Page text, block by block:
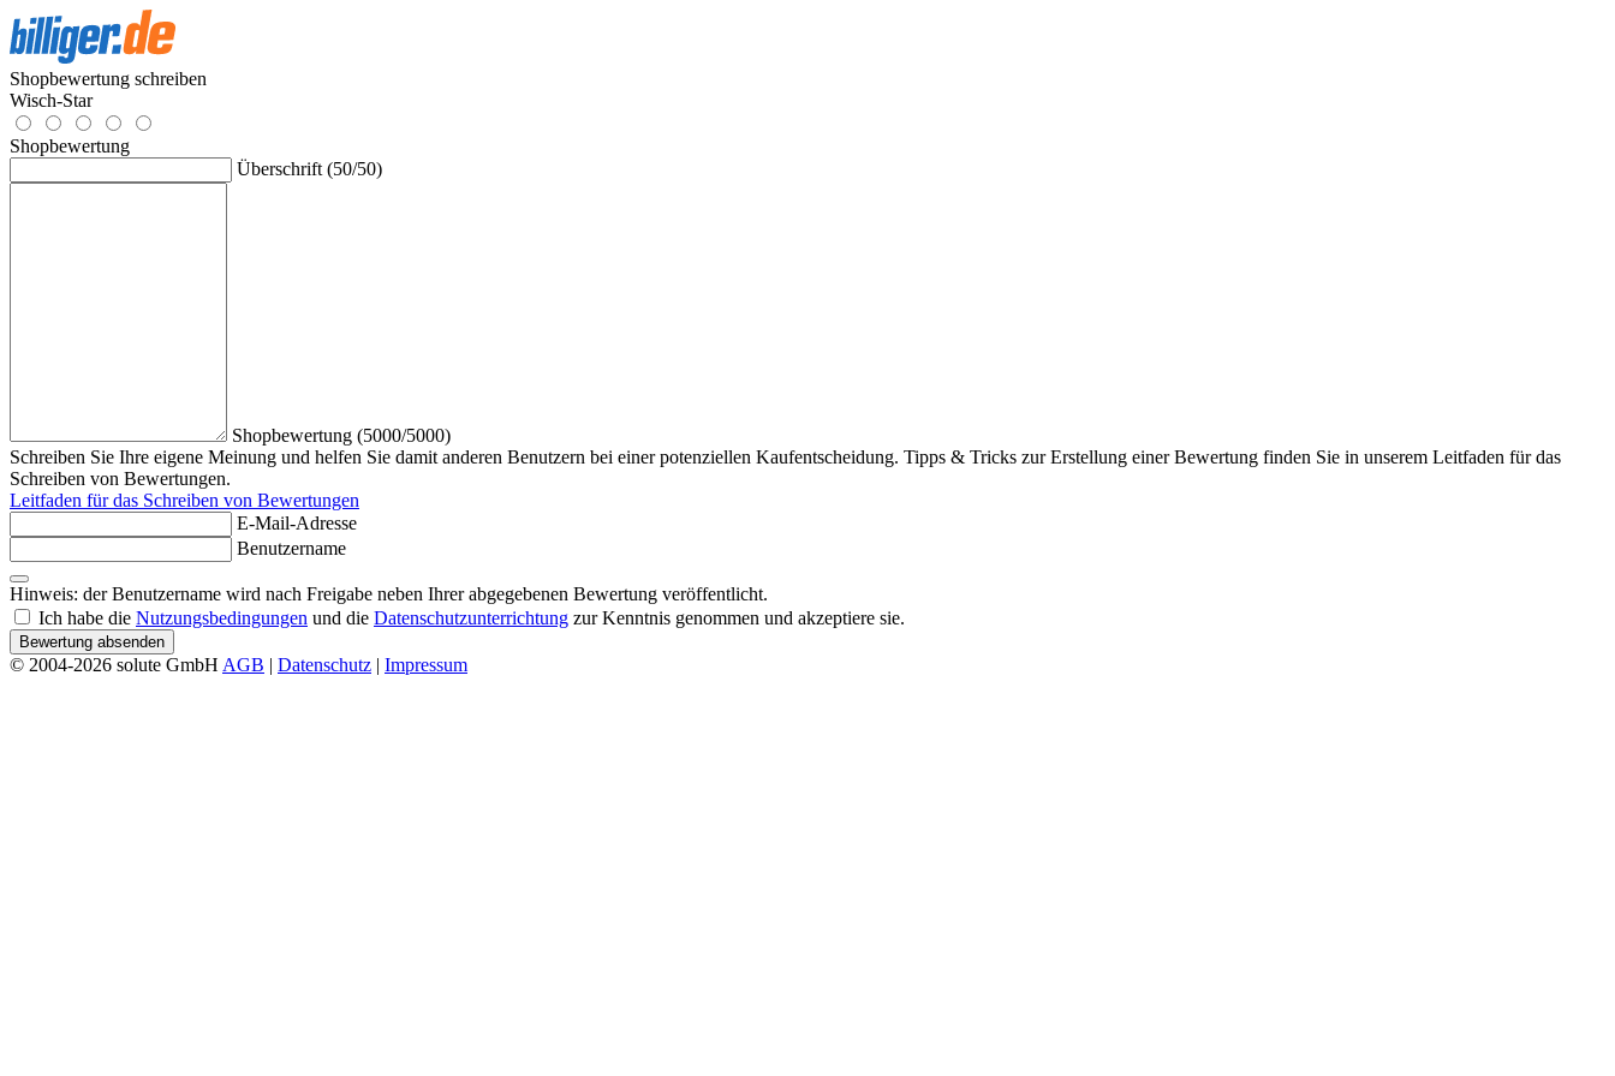
Shopbewertung schreiben
Wisch-Star
Shopbewertung
Überschrift (50/50)
Shopbewertung (5000/5000)
Schreiben Sie Ihre eigene Meinung und helfen Sie damit anderen Benutzern bei einer potenziellen Kaufentscheidung. Tipps & Tricks zur Erstellung einer Bewertung finden Sie in unserem Leitfaden für das
Schreiben von Bewertungen.
Leitfaden für das Schreiben von Bewertungen
E-Mail-Adresse
Benutzername
Hinweis: der Benutzername wird nach Freigabe neben Ihrer abgegebenen Bewertung veröffentlicht.
Ich habe die Nutzungsbedingungen und die Datenschutzunterrichtung zur Kenntnis genommen und akzeptiere sie.
Bewertung absenden
© 2004-2026 solute GmbH AGB | Datenschutz | Impressum